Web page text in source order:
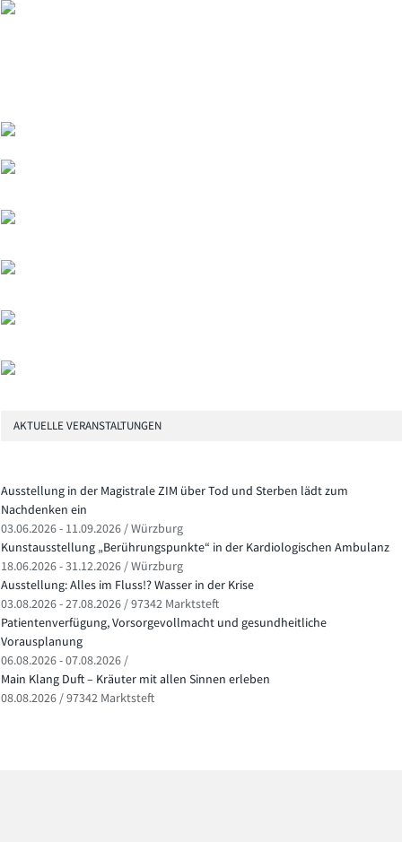
AKTUELLE VERANSTALTUNGEN
Ausstellung in der Magistrale ZIM über Tod und Sterben lädt zum
Nachdenken ein
03.06.2026 - 11.09.2026 / Würzburg
Kunstausstellung „Berührungspunkte“ in der Kardiologischen Ambulanz
18.06.2026 - 31.12.2026 / Würzburg
Ausstellung: Alles im Fluss!? Wasser in der Krise
03.08.2026 - 27.08.2026 / 97342 Marktsteft
Patientenverfügung, Vorsorgevollmacht und gesundheitliche
Vorausplanung
06.08.2026 - 07.08.2026 /
Main Klang Duft – Kräuter mit allen Sinnen erleben
08.08.2026 / 97342 Marktsteft